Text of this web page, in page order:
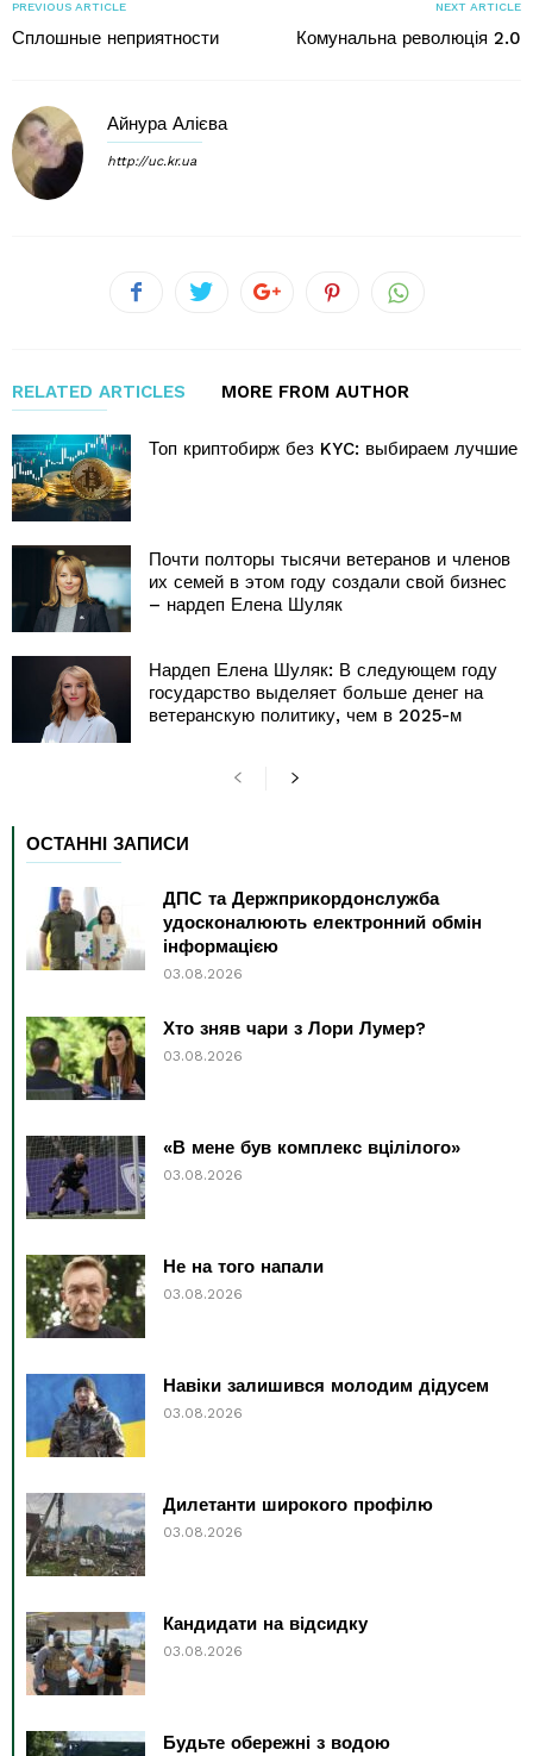
PREVIOUS ARTICLE
Сплошные неприятности
NEXT ARTICLE
Комунальна революція 2.0
Айнура Алієва
http://uc.kr.ua
RELATED ARTICLES MORE FROM AUTHOR
Топ криптобирж без KYC: выбираем лучшие
Почти полторы тысячи ветеранов и членов
их семей в этом году создали свой бизнес
– нардеп Елена Шуляк
Нардеп Елена Шуляк: В следующем году
государство выделяет больше денег на
ветеранскую политику, чем в 2025-м
ОСТАННІ ЗАПИСИ
ДПС та Держприкордонслужба
удосконалюють електронний обмін
інформацією
03.08.2026
Хто зняв чари з Лори Лумер?
03.08.2026
«В мене був комплекс вцілілого»
03.08.2026
Не на того напали
03.08.2026
Навіки залишився молодим дідусем
03.08.2026
Дилетанти широкого профілю
03.08.2026
Кандидати на відсидку
03.08.2026
Будьте обережні з водою